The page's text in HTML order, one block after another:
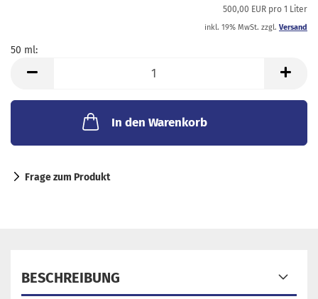
500,00 EUR pro 1 Liter
inkl. 19% MwSt. zzgl. Versand
50 ml:
In den Warenkorb
Frage zum Produkt
BESCHREIBUNG